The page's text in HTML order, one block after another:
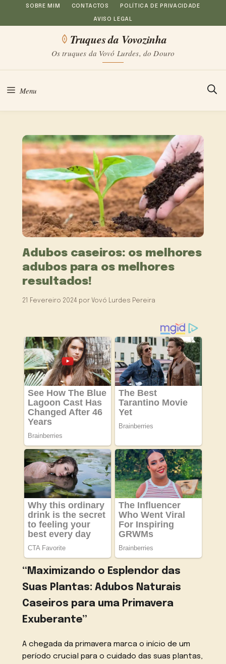
Saltar
para
conteúdo
SOBRE MIM CONTACTOS POLÍTICA DE PRIVACIDADE
AVISO LEGAL
Truques da Vovozinha
Os truques da Vovó Lurdes, do Douro
Menu
Adubos caseiros: os melhores
adubos para os melhores
resultados!
21 Fevereiro 2024 por Vovó Lurdes Pereira
“Maximizando o Esplendor das
Suas Plantas: Adubos Naturais
Caseiros para uma Primavera
Exuberante”
A chegada da primavera marca o início de um
período crucial para o cuidado das suas plantas,